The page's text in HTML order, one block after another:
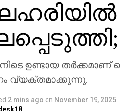
ഉണ്ടായ തര്‍ക്കമാണ്
വ്യക്തമാക്കുന്നു.
2 mins ago on November 19, 2025